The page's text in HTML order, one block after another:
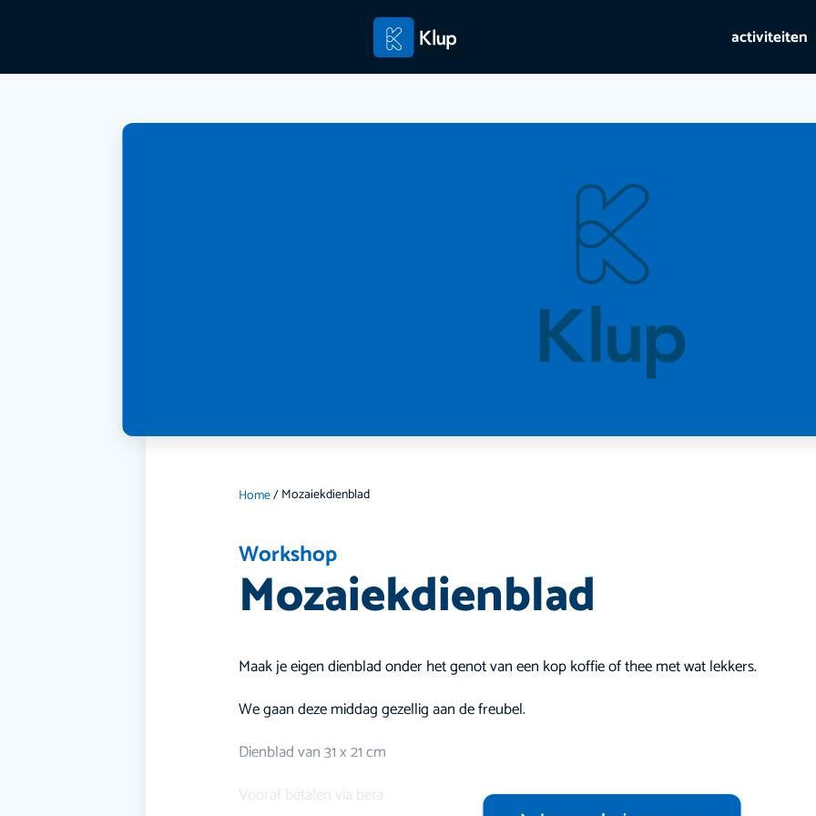
activiteiten
Home/Mozaiekdienblad
Workshop
Mozaiekdienblad
Maak je eigen dienblad onder het genot van een kop koffie of thee met wat lekkers.
We gaan deze middag gezellig aan de freubel.
Dienblad van 31 x 21 cm
Vooraf betalen via beta